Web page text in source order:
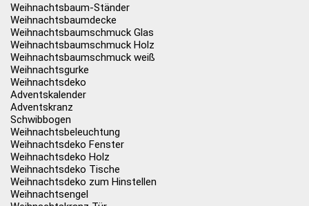
Weihnachtsbaum-Ständer
Weihnachtsbaumdecke
Weihnachtsbaumschmuck Glas
Weihnachtsbaumschmuck Holz
Weihnachtsbaumschmuck weiß
Weihnachtsgurke
Weihnachtsdeko
Adventskalender
Adventskranz
Schwibbogen
Weihnachtsbeleuchtung
Weihnachtsdeko Fenster
Weihnachtsdeko Holz
Weihnachtsdeko Tische
Weihnachtsdeko zum Hinstellen
Weihnachtsengel